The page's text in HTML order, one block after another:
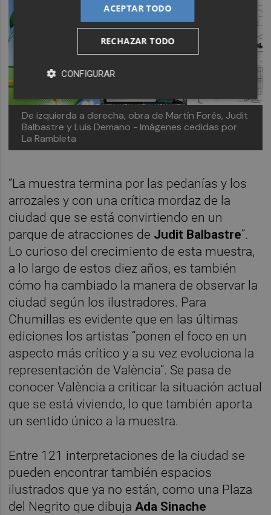
De izquierda a derecha, obra de Martín Forés, Judit
Balbastre y Luis Demano - Imágenes cedidas por
La Rambleta
“La muestra termina por las pedanías y los
arrozales y con una crítica mordaz de la
ciudad que se está convirtiendo en un
parque de atracciones de Judit Balbastre”.
Lo curioso del crecimiento de esta muestra,
a lo largo de estos diez años, es también
cómo ha cambiado la manera de observar la
ciudad según los ilustradores. Para
Chumillas es evidente que en las últimas
ediciones los artistas “ponen el foco en un
aspecto más crítico y a su vez evoluciona la
representación de València”. Se pasa de
conocer València a criticar la situación actual
que se está viviendo, lo que también aporta
un sentido único a la muestra.
Entre 121 interpretaciones de la ciudad se
pueden encontrar también espacios
ilustrados que ya no están, como una Plaza
del Negrito que dibujaAda Sinache
ACEPTAR TODO
RECHAZAR TODO
CONFIGURAR